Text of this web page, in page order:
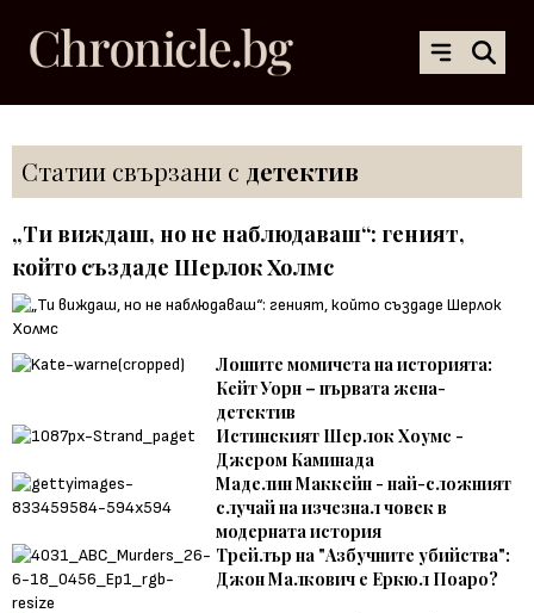
Статии свързани с детектив
„Ти виждаш, но не наблюдаваш“: геният,
който създаде Шерлок Холмс
Лошите момичета на историята:
Кейт Уорн – първата жена-
детектив
Истинският Шерлок Хоумс -
Джером Каминада
Маделин Маккейн - най-сложният
случай на изчезнал човек в
модерната история
Трейлър на "Азбучните убийства":
Джон Малкович е Еркюл Поаро?